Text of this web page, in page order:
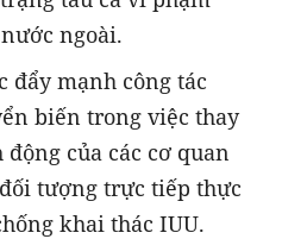
ngoài.
đẩy mạnh công tác
biến trong việc thay
của các cơ quan
tượng trực tiếp thực
khai thác IUU.